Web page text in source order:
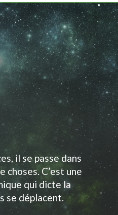
il se passe dans
choses. C’est une
qui dicte la
se déplacent.